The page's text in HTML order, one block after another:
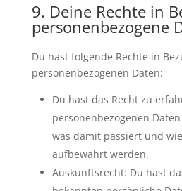
9. Deine Rechte in
personenbezogene
Du hast folgende Rechte in
personenbezogenen Daten:
Du hast das Recht zu
personenbezogenen
was damit passiert und
aufbewahrt werden.
Auskunftsrecht: Du hast